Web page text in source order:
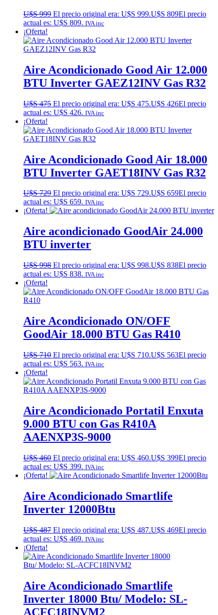
U$S999 El precio original era: U$S 999.U$S 809El precio
actual es: U$S 809. IVA inc
¡Oferta!
Aire Acondicionado Good Air 12.000
BTU Inverter GAEZ12INV Gas R32
U$S475 El precio original era: U$S 475.U$S 426El precio
actual es: U$S 426. IVA inc
¡Oferta!
Aire Acondicionado Good Air 18.000
BTU Inverter GAET18INV Gas R32
U$S729 El precio original era: U$S 729.U$S 659El precio
actual es: U$S 659. IVA inc
¡Oferta!
Aire acondicionado GoodAir 24.000
BTU inverter
U$S998 El precio original era: U$S 998.U$S 838El precio
actual es: U$S 838. IVA inc
¡Oferta!
Aire Acondicionado ON/OFF
GoodAir 18.000 BTU Gas R410
U$S710 El precio original era: U$S 710.U$S 563El precio
actual es: U$S 563. IVA inc
¡Oferta!
Aire Acondicionado Portatil Enxuta
9.000 BTU con Gas R410A
AAENXP3S-9000
U$S460 El precio original era: U$S 460.U$S 399El precio
actual es: U$S 399. IVA inc
¡Oferta!
Aire Acondicionado Smartlife
Inverter 12000Btu
U$S487 El precio original era: U$S 487.U$S 469El precio
actual es: U$S 469. IVA inc
¡Oferta!
Aire Acondicionado Smartlife
Inverter 18000 Btu/ Modelo: SL-
ACFC18INVM2